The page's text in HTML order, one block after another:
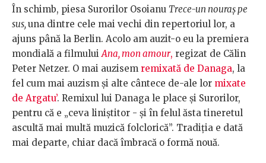
În schimb, piesa Surorilor Osoianu Trece-un nouraș pe
sus, una dintre cele mai vechi din repertoriul lor, a
ajuns până la Berlin. Acolo am auzit-o eu la premiera
mondială a filmului Ana, mon amour, regizat de Călin
Peter Netzer. O mai auzisem remixată de Danaga, la
fel cum mai auzism și alte cântece de-ale lor mixate
de Argatu’. Remixul lui Danaga le place și Surorilor,
pentru că e „ceva liniștitor - și în felul ăsta tineretul
ascultă mai multă muzică folclorică”. Tradiția e dată
mai departe, chiar dacă îmbracă o formă nouă.